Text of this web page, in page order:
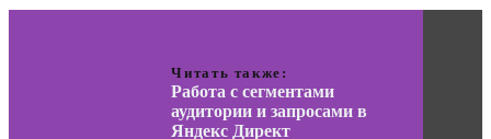
Читать также:
Работа с сегментами
аудитории и запросами в
Яндекс Директ